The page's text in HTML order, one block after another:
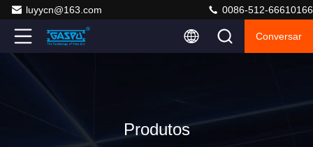
luyycn@163.com 0086-512-66610166
Conversar
Produtos